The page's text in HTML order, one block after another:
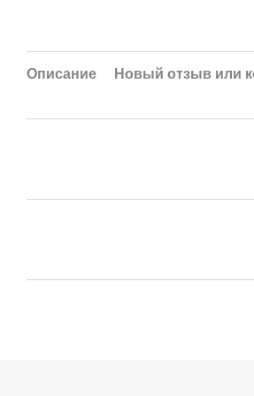
Описание Новый отзыв или